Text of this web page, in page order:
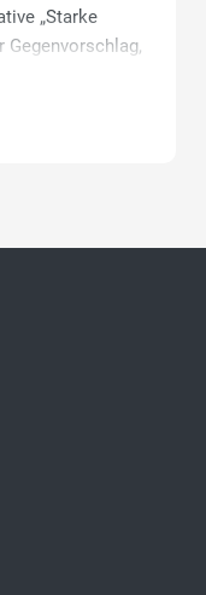
„Starke
Gegenvorschlag,